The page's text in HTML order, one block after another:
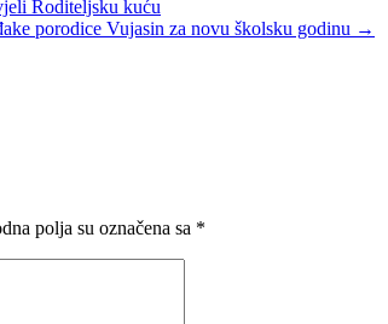
Roditeljsku kuću
porodice Vujasin za novu školsku godinu →
polja su označena sa *